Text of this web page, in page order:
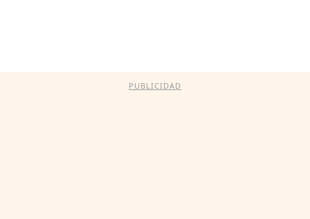
PUBLICIDAD